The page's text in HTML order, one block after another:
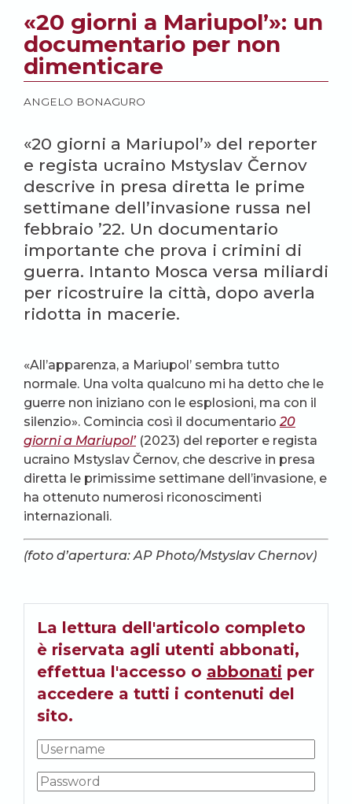
«20 giorni a Mariupol’»: un
documentario per non
dimenticare
ANGELO BONAGURO
«20 giorni a Mariupol’» del reporter
e regista ucraino Mstyslav Černov
descrive in presa diretta le prime
settimane dell’invasione russa nel
febbraio ’22. Un documentario
importante che prova i crimini di
guerra. Intanto Mosca versa miliardi
per ricostruire la città, dopo averla
ridotta in macerie.
«All’apparenza, a Mariupol’ sembra tutto
normale. Una volta qualcuno mi ha detto che le
guerre non iniziano con le esplosioni, ma con il
silenzio». Comincia così il documentario 20
giorni a Mariupol’(2023) del reporter e regista
ucraino Mstyslav Černov, che descrive in presa
diretta le primissime settimane dell’invasione, e
ha ottenuto numerosi riconoscimenti
internazionali.
(foto d’apertura: AP Photo/Mstyslav Chernov)
La lettura dell'articolo completo
è riservata agli utenti abbonati,
effettua l'accesso o abbonati per
accedere a tutti i contenuti del
sito.